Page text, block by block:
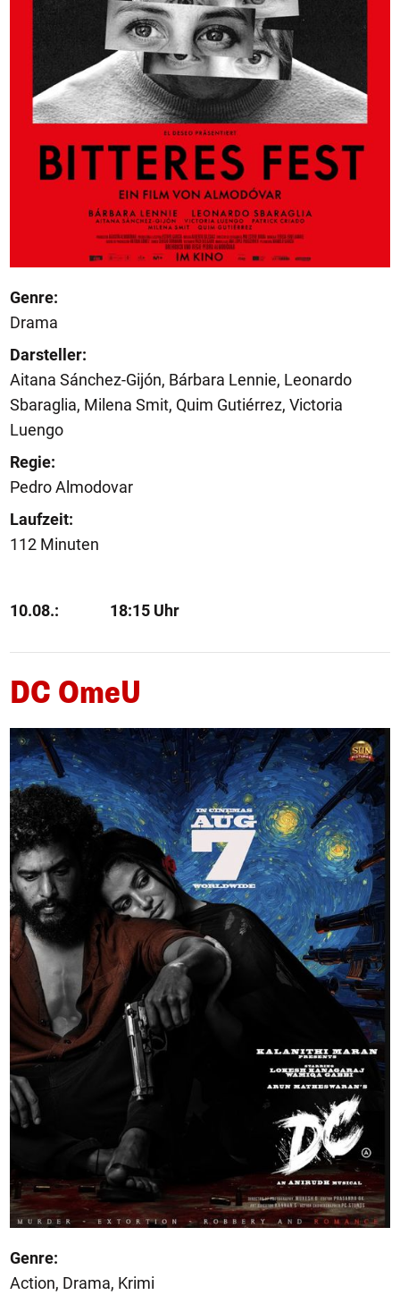
Genre:
Drama
Darsteller:
Aitana Sánchez-Gijón, Bárbara Lennie, Leonardo
Sbaraglia, Milena Smit, Quim Gutiérrez, Victoria
Luengo
Regie:
Pedro Almodovar
Laufzeit:
112 Minuten
10.08.: 18:15 Uhr
DC OmeU
Genre:
Action, Drama, Krimi